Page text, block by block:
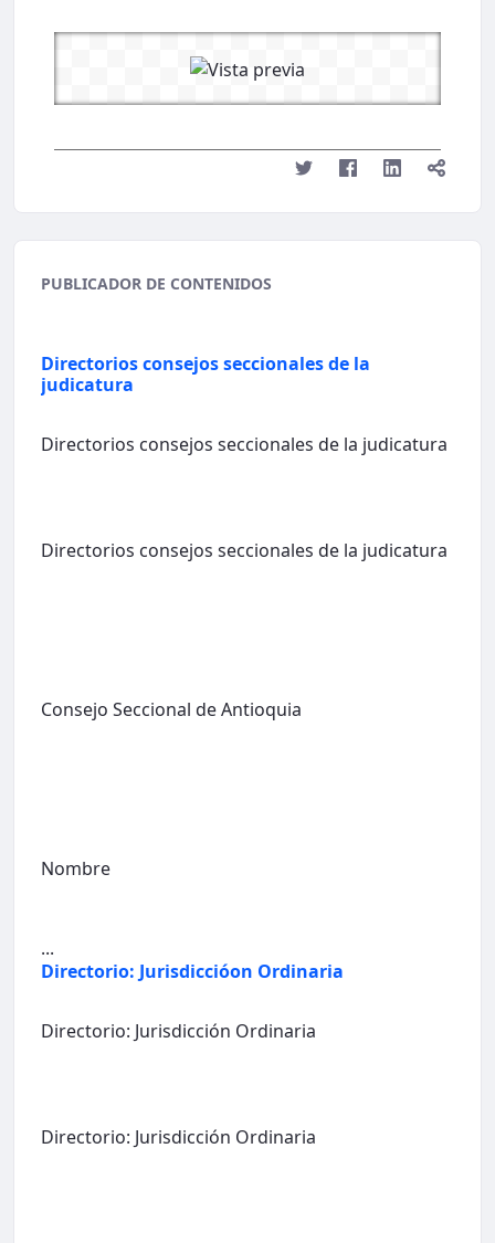
PUBLICADOR DE CONTENIDOS
Directorios consejos seccionales de la
judicatura
Directorios consejos seccionales de la judicatura
Directorios consejos seccionales de la judicatura
Consejo Seccional de Antioquia
Nombre
...
Directorio: Jurisdiccióon Ordinaria
Directorio: Jurisdicción Ordinaria
Directorio: Jurisdicción Ordinaria